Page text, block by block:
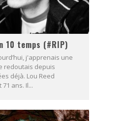
10 temps (#RIP)
j'apprenais une
redoutais depuis
déjà. Lou Reed
ans. Il...